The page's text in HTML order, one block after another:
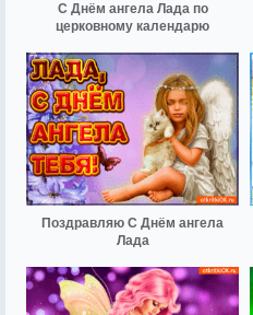
С Днём ангела Лада по
церковному календарю
Поздравляю С Днём ангела
Лада